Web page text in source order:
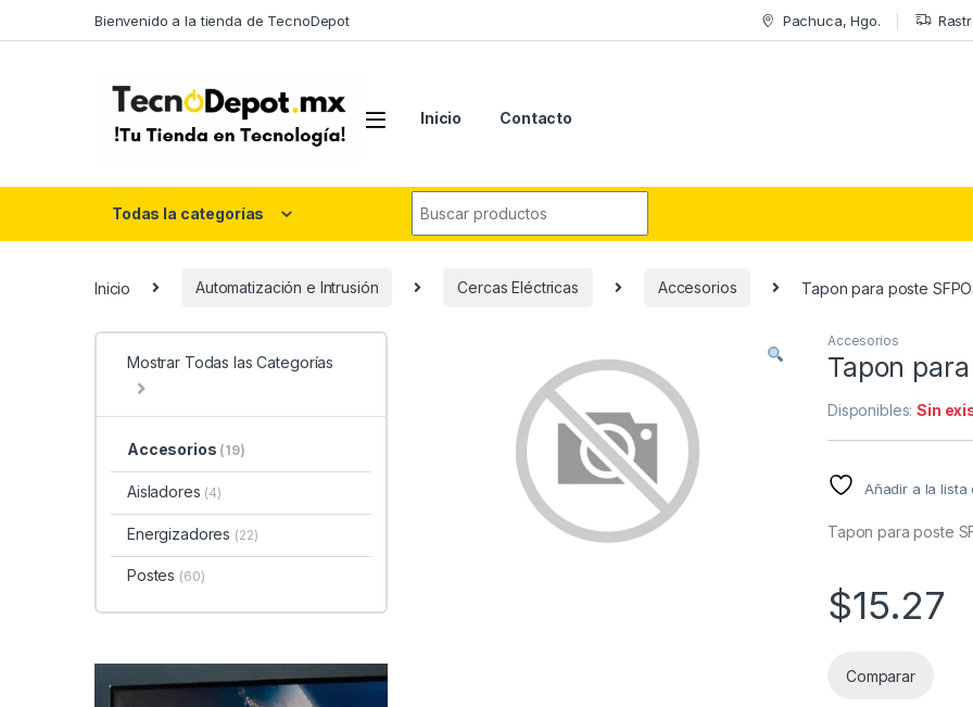
Bienvenido a la tienda de TecnoDepot Pachuca, Hgo.
Inicio Contacto
Todas la categorías
Inicio Automatización e Intrusión Cercas Eléctricas Accesorios Tapon para poste
Accesorios
Tapon
Disponibles:Sin
Añadir a la lista
Tapon para poste
$15.27
Comparar
Mostrar Todas las Categorías
Accesorios (19)
Aisladores (4)
Energizadores (22)
Postes (60)